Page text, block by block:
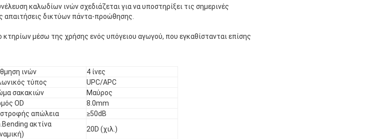
καλωδίων ινών σχεδιάζεται για να υποστηρίξει τις σημερινές
απαιτήσεις δικτύων πάντα-προώθησης.
κτηρίων μέσω της χρήσης ενός υπόγειου αγωγού, που εγκαθίστανται επίσης
ινών
4 ίνες
τύπος
UPC/APC
σακακιών
Μαύρος
OD
8.0mm
απώλεια
≥50dB
ακτίνα
20D (χιλ.)